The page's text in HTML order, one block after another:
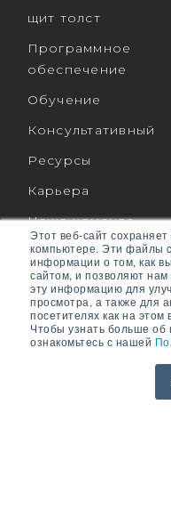
Этот веб-сайт
компьютере. Эти файлы
информации о том, как
сайтом, и позволяют
эту информацию для
просмотра, а также для
посетителях как на этом
Чтобы узнать больше
ознакомьтесь с нашей
щит толст
Программное
обеспечение
Обучение
Консультативный
Ресурсы
Карьера
Наша команда
СВЯЗАТЬСЯ С